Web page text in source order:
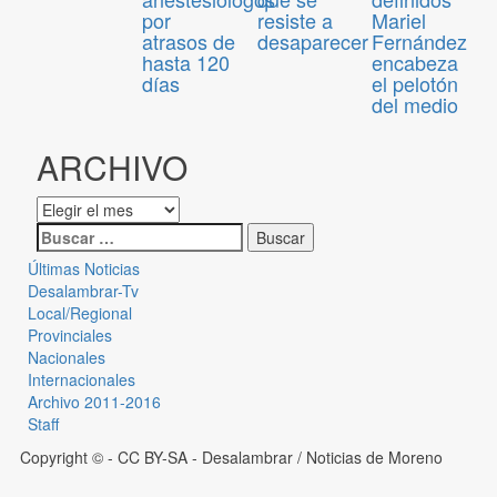
por
atrasos de
hasta 120
días
resiste a
desaparecer
Mariel
Fernández
encabeza
el pelotón
del medio
ARCHIVO
Últimas Noticias
Desalambrar-Tv
Local/Regional
Provinciales
Nacionales
Internacionales
Archivo 2011-2016
Staff
Copyright © - CC BY-SA - Desalambrar / Noticias de Moreno